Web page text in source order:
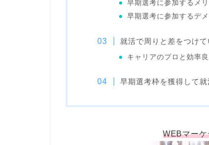
早期選考に参加するメリ
早期選考に参加するデメ
就活で周りと差をつけ
キャリアのプロと効率
早期選考枠を獲得して
WEBマー